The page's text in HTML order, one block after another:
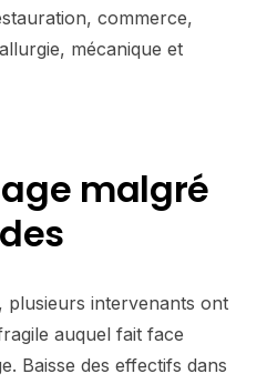
commerce,
mécanique et
malgré
plusieurs intervenants ont
auquel fait face
Baisse des effectifs dans